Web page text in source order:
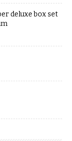
deluxe box set